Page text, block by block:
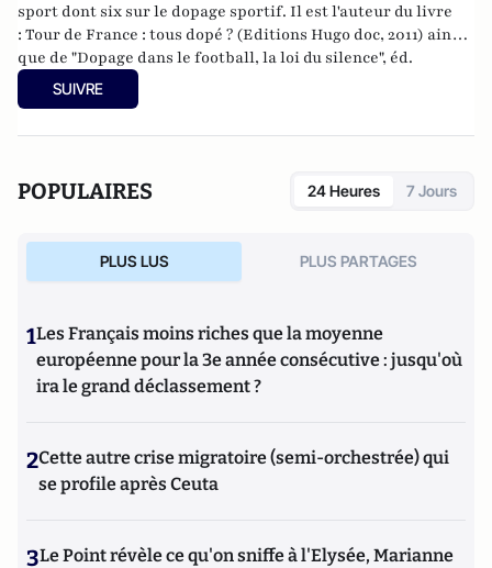
sport dont six sur le dopage sportif. Il est l'auteur du livre
: Tour de France : tous dopé ? (Editions Hugo doc, 2011) ainsi
que de "Dopage dans le football, la loi du silence", éd.
Gawsewitch, 2010,
Hugo-Sport, 2011,"Histoires extraordinaires des géants de la route", éd. Hugo-
SUIVRE
POPULAIRES 24 Heures 7 Jours
PLUS LUS PLUS PARTAGES
1Les Français moins riches que la moyenne
européenne pour la 3e année consécutive : jusqu'où
ira le grand déclassement ?
2Cette autre crise migratoire (semi-orchestrée) qui
se profile après Ceuta
3Le Point révèle ce qu'on sniffe à l'Elysée, Marianne